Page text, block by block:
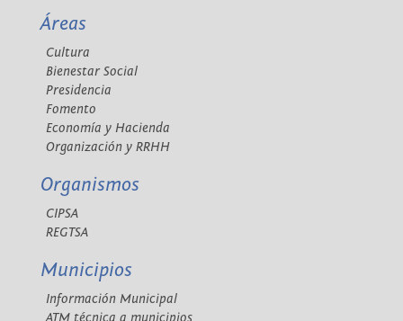
Áreas
Cultura
Bienestar Social
Presidencia
Fomento
Economía y Hacienda
Organización y RRHH
Organismos
CIPSA
REGTSA
Municipios
Información Municipal
ATM técnica a municipios